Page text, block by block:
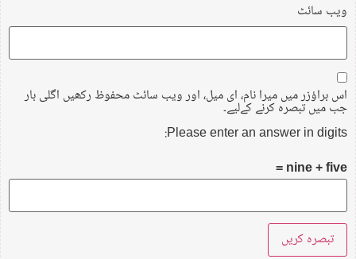
ویب‌ سائٹ
اس براؤزر میں میرا نام، ای میل، اور ویب سائٹ محفوظ رکھیں اگلی بار
جب میں تبصرہ کرنے کےلیے۔
Please enter an answer in digits:
nine + five =